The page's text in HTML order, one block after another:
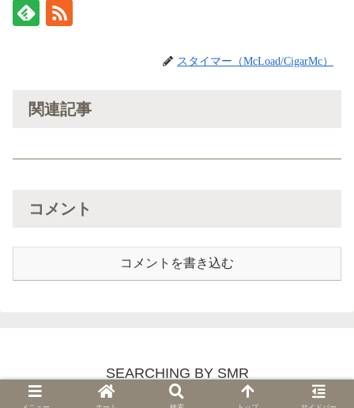
スタイマー（McLoad/CigarMc）
関連記事
コメント
コメントを書き込む
SEARCHING BY SMR
© 2018 SEARCHING BY SMR.